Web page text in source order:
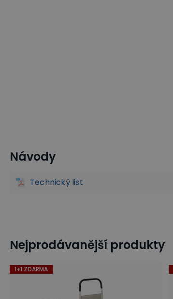
Pojezdová kolečka
Návody
Technický list
Nejprodávanější produkty
1+1 ZDARMA